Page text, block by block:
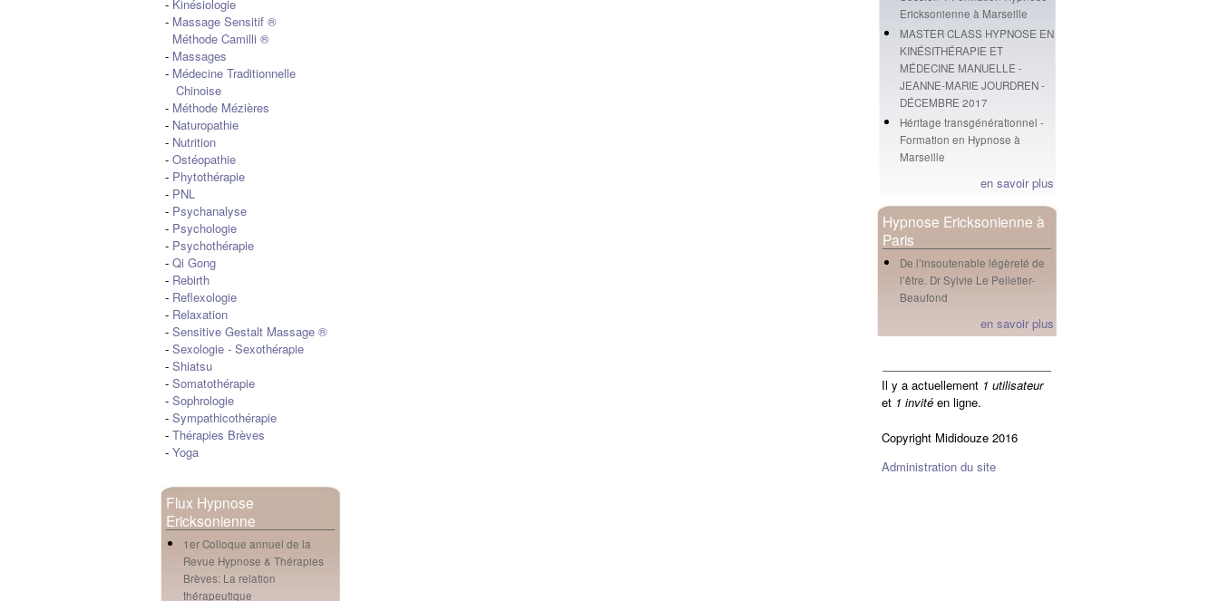
- Kinésiologie
- Massage Sensitif ®
Méthode Camilli ®
- Massages
- Médecine Traditionnelle
Chinoise
- Méthode Mézières
- Naturopathie
- Nutrition
- Ostéopathie
- Phytothérapie
- PNL
- Psychanalyse
- Psychologie
- Psychothérapie
- Qi Gong
- Rebirth
- Reflexologie
- Relaxation
- Sensitive Gestalt Massage ®
- Sexologie - Sexothérapie
- Shiatsu
- Somatothérapie
- Sophrologie
- Sympathicothérapie
- Thérapies Brèves
- Yoga
Flux Hypnose
Ericksonienne
1er Colloque annuel de la
Revue Hypnose & Thérapies
Brèves: La relation
thérapeutique
Ericksonienne à Marseille
MASTER CLASS HYPNOSE EN
KINÉSITHÉRAPIE ET
MÉDECINE MANUELLE -
JEANNE-MARIE JOURDREN -
DÉCEMBRE 2017
Héritage transgénérationnel -
Formation en Hypnose à
Marseille
en savoir plus
Hypnose Ericksonienne à
Paris
De l’insoutenable légèreté de
l’être. Dr Sylvie Le Pelletier-
Beaufond
en savoir plus
Il y a actuellement 1 utilisateur
et 1 invité en ligne.
Copyright Mididouze 2016
Administration du site